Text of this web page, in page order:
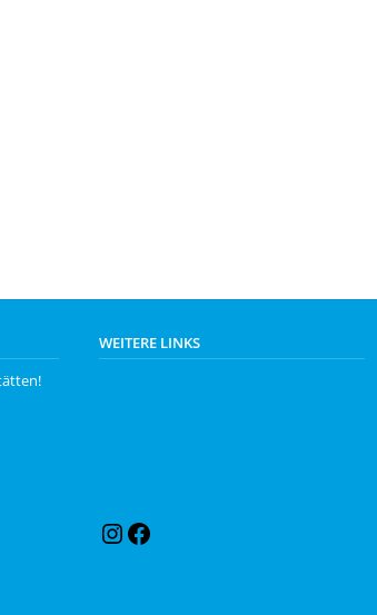
!
WEITERE LINKS
Instagram
Facebook